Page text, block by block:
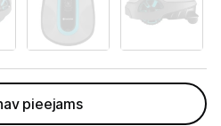
saules paneļi
pieejams